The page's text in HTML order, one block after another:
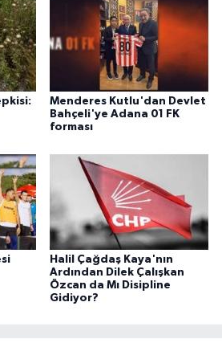
Menderes Kutlu'dan Devlet
Bahçeli'ye Adana 01 FK
forması
Halil Çağdaş Kaya'nın
Ardından Dilek Çalışkan
Özcan da Mı Disipline
Gidiyor?